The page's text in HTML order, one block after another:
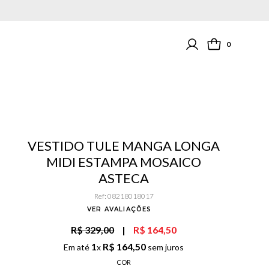
0
VESTIDO TULE MANGA LONGA
MIDI ESTAMPA MOSAICO
ASTECA
Ref: 08218018017
VER AVALIAÇÕES
R$ 329,00 | R$ 164,50
Em até 1x R$ 164,50 sem juros
COR